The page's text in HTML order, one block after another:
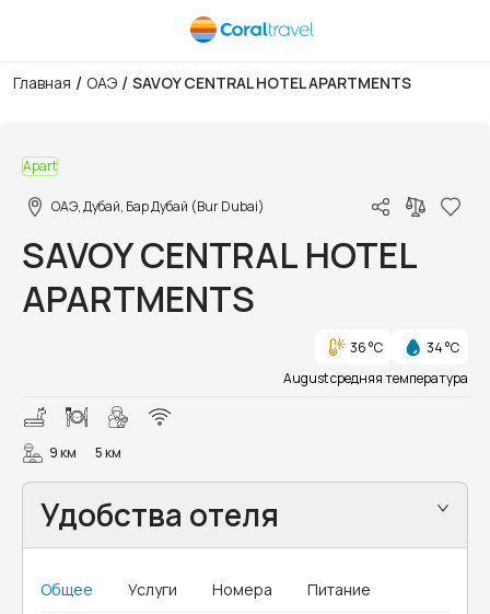
Главная / ОАЭ / SAVOY CENTRAL HOTEL APARTMENTS
Apart
ОАЭ, Дубай, Бар Дубай (Bur Dubai)
SAVOY CENTRAL HOTEL
APARTMENTS
36 °C
34 °C
August средняя температура
9 км 5 км
Удобства отеля
Общее Услуги Номера Питание